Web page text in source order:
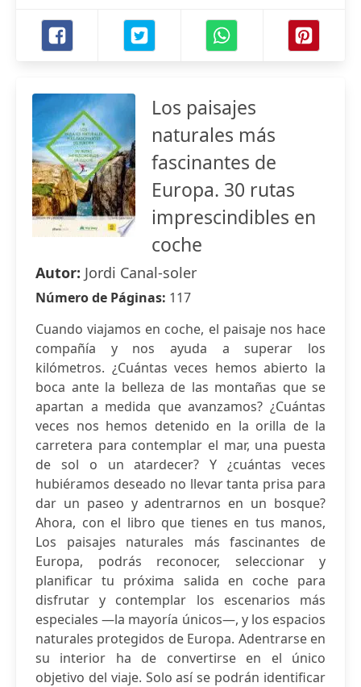
Los paisajes
naturales más
fascinantes de
Europa. 30 rutas
imprescindibles en
coche
Autor: Jordi Canal-soler
Número de Páginas: 117
Cuando viajamos en coche, el paisaje nos hace
compañía y nos ayuda a superar los
kilómetros. ¿Cuántas veces hemos abierto la
boca ante la belleza de las montañas que se
apartan a medida que avanzamos? ¿Cuántas
veces nos hemos detenido en la orilla de la
carretera para contemplar el mar, una puesta
de sol o un atardecer? Y ¿cuántas veces
hubiéramos deseado no llevar tanta prisa para
dar un paseo y adentrarnos en un bosque?
Ahora, con el libro que tienes en tus manos,
Los paisajes naturales más fascinantes de
Europa, podrás reconocer, seleccionar y
planificar tu próxima salida en coche para
disfrutar y contemplar los escenarios más
especiales —la mayoría únicos—, y los espacios
naturales protegidos de Europa. Adentrarse en
su interior ha de convertirse en el único
objetivo del viaje. Solo así se podrán identificar